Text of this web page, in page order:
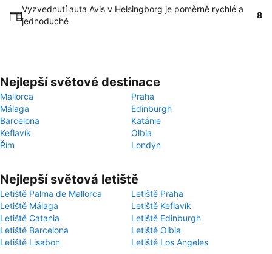
Vyzvednutí auta Avis v Helsingborg je poměrně rychlé a
jednoduché
8
Nejlepší světové destinace
Mallorca
Praha
Málaga
Edinburgh
Barcelona
Katánie
Keflavík
Olbia
Řím
Londýn
Nejlepší světová letiště
Letiště Palma de Mallorca
Letiště Praha
Letiště Málaga
Letiště Keflavík
Letiště Catania
Letiště Edinburgh
Letiště Barcelona
Letiště Olbia
Letiště Lisabon
Letiště Los Angeles